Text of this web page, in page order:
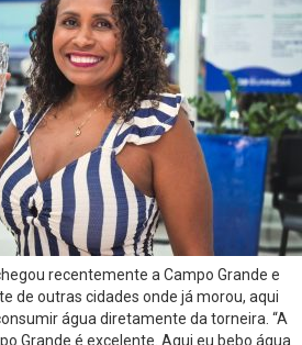
recentemente a Campo Grande e
de outras cidades onde já morou, aqui
água diretamente da torneira. “A
Grande é excelente. Aqui eu bebo água